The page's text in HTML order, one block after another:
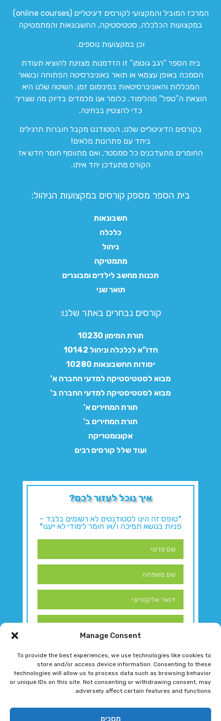
Manage Consent
To provide the best experiences, we use technologies like cookies to
store and/or access device information. Consenting to these
technologies will allow us to process data such as browsing behavior
or unique IDs on this site. Not consenting or withdrawing consent, may
adversely affect certain features and functions.
מסכים
המרכז המוביל והמקצועי לקורסים דיגיטליים (online courses)
במקצועות הכלכלה, סטטיסטיקה, החשבונאות והמתמטיקה
וכן במקצועות נוספים.
בית הספר “רגב גוטמן” זו הזדמנות מצוינת להוציא תעודת
הסמכה באופן עצמאי או תואר באוניברסיטה הפתוחה ובשאר
המכללות והאוניברסיטאות במינימום זמן. השיטה שלנו היא
הוצאת ה”טפל” מהלימוד. כלומר אנו מלמדים בדיוק מה שצריך
כדי להצטיין בבחינה.
בקורסים הדיגיטליים שלנו, הסטודנט מקבל חוברות תרגילים
ביחד עם פתרונות מלאים!
החומרים מתעדכנים כל סמסטר, ואם מתווסף חומר חדש אז
הקורס מתעדכן יחד איתו.
בית הספר מספק קורסים במקצועות הניהול:
חשבונאות
כלכלה
ניהול
מתמטיקה
תכנות מחשב לילדים ומבוגרים
תואר שני
קורסים נבחרים באתר שלנו:​
תורת המימון 10230
חדו"א לכלכלה וניהול 10142
יסודות החשבונאות 10280
מבוא לסטטיסטיקה למדעי החברה א'
מבוא לסטטיסטיקה למדעי החברה ב'
תורת המחירים א'
תורת המחירים ב'
אקונומטריקה
ועוד שלל קורסים רבים
איך נוכל לעזור לכם?
*טופס זה הינו לסטודנטים לא רשומים בלבד –
פניות בנושא תמיכה ו/או חומר לימודי לא ייענו*